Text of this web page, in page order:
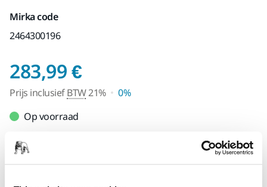
Mirka code
2464300196
283,99 €Prijs inclusief BTW
Prijs inclusiefBTW21%
0%
Op voorraad